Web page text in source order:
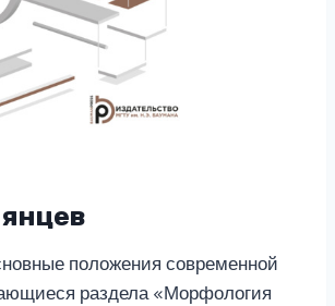
положения современной
раздела «Морфология